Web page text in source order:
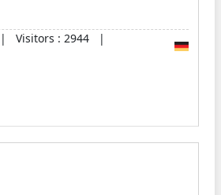
| Visitors : 2944 |